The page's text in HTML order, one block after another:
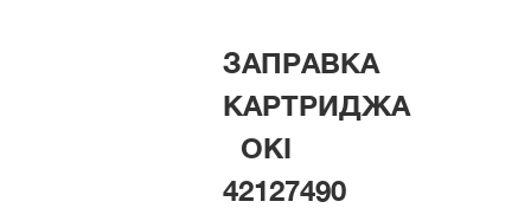
ЗАПРАВКА
КАРТРИДЖА
OKI
42127490